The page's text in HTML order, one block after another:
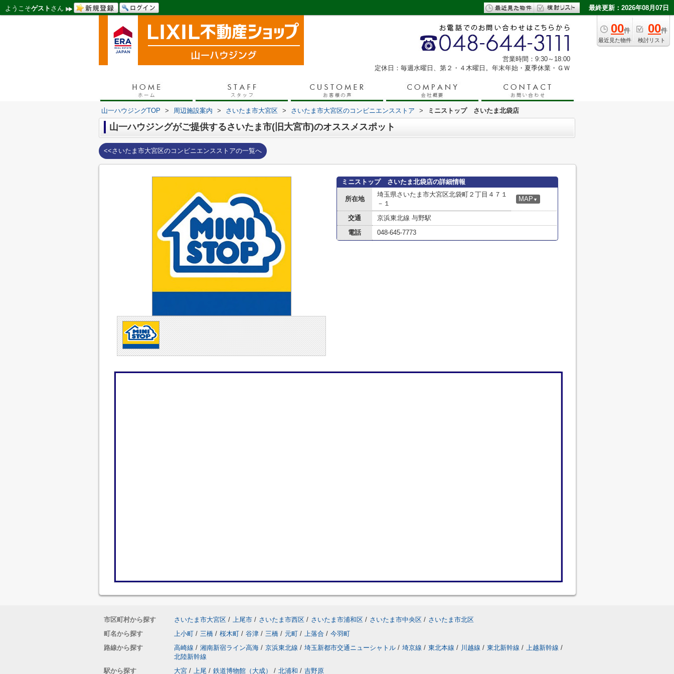
ようこそゲスト さん 最終更新：2026年08月07日
00件
最近見た物件
00件
検討リスト
営業時間：9:30～18:00
定休日：毎週水曜日、第２・４木曜日。年末年始・夏季休業・ＧＷ
山一ハウジングTOP > 周辺施設案内 > さいたま市大宮区 > さいたま市大宮区のコンビニエンスストア > ミニストップ さいたま北袋店
山一ハウジングがご提供するさいたま市(旧大宮市)のオススメスポット
<<さいたま市大宮区のコンビニエンスストアの一覧へ
ミニストップ さいたま北袋店の詳細情報
所在地
埼玉県さいたま市大宮区北袋町２丁目４７１
－１
MAP ▼
交通
京浜東北線 与野駅
電話
048-645-7773
市区町村から探す さいたま市大宮区 / 上尾市 / さいたま市西区 / さいたま市浦和区 / さいたま市中央区 / さいたま市北区
町名から探す
上小町 / 三橋 / 桜木町 / 谷津 / 三橋 / 元町 / 上落合 / 今羽町
路線から探す
高崎線 / 湘南新宿ライン高海 / 京浜東北線 / 埼玉新都市交通ニューシャトル / 埼京線 / 東北本線 / 川越線 / 東北新幹線 / 上越新幹線 /
北陸新幹線
駅から探す
大宮 / 上尾 / 鉄道博物館（大成） / 北浦和 / 吉野原